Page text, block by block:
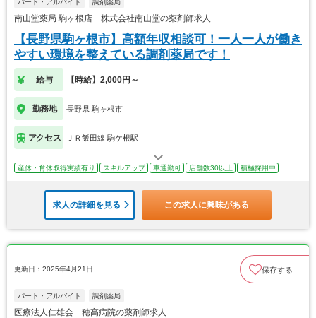
パート・アルバイト 調剤薬局
南山堂薬局 駒ヶ根店 株式会社南山堂の薬剤師求人
【長野県駒ヶ根市】高額年収相談可！一人一人が働き
やすい環境を整えている調剤薬局です！
給与 【時給】2,000円～
勤務地 長野県 駒ヶ根市
アクセス ＪＲ飯田線 駒ケ根駅
産休・育休取得実績有り スキルアップ 車通勤可 店舗数30以上 積極採用中
求人の詳細を見る この求人に興味がある
更新日：2025年4月21日 保存する
パート・アルバイト 調剤薬局
医療法人仁雄会 穂高病院の薬剤師求人